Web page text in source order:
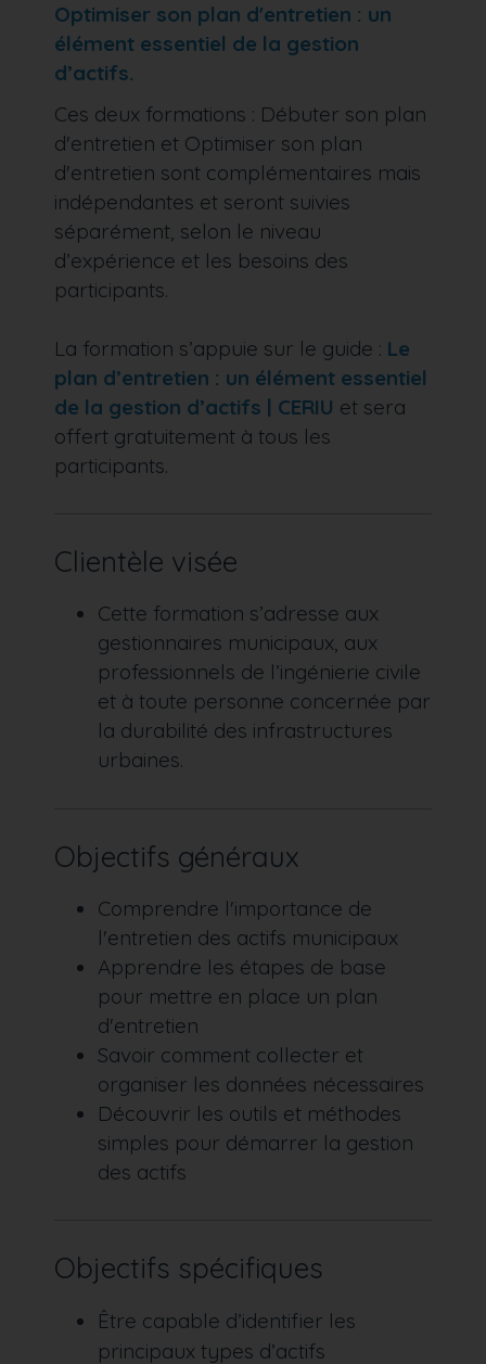
Optimiser son plan d'entretien : un
élément essentiel de la gestion
d’actifs.
Ces deux formations : Débuter son plan
d'entretien et Optimiser son plan
d'entretien sont complémentaires mais
indépendantes et seront suivies
séparément, selon le niveau
d’expérience et les besoins des
participants.
La formation s’appuie sur le guide : Le
plan d’entretien : un élément essentiel
de la gestion d’actifs | CERIU et sera
offert gratuitement à tous les
participants.
Clientèle visée
Cette formation s’adresse aux
gestionnaires municipaux, aux
professionnels de l’ingénierie civile
et à toute personne concernée par
la durabilité des infrastructures
urbaines.
Objectifs généraux
Comprendre l'importance de
l'entretien des actifs municipaux
Apprendre les étapes de base
pour mettre en place un plan
d'entretien
Savoir comment collecter et
organiser les données nécessaires
Découvrir les outils et méthodes
simples pour démarrer la gestion
des actifs
Objectifs spécifiques
Être capable d’identifier les
principaux types d’actifs